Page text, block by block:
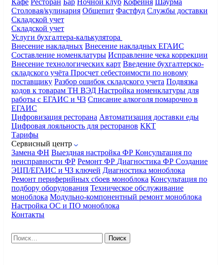
Столовая/кулинария Общепит Фастфуд Службы доставки
Складской учет
Складской учет
Услуги бухгалтера-калькулятора
Внесение накладных Внесение накладных ЕГАИС
Составление номенклатуры Исправление чека коррекции
Внесение технологических карт Введение бухгалтерско-
складского учёта Просчет себестоимости по новому
поставщику Разбор ошибок складского учета Подвязка
кодов к товарам ТН ВЭД Настройка номенклатуры для
работы с ЕГАИС и ЧЗ Списание алкоголя помарочно в
ЕГАИС
Цифровизация ресторана Автоматизация доставки еды
Цифровая лояльность для ресторанов ККТ
Тарифы
Сервисный центр
Замена ФН Выездная настройка ФР Консультация по
неисправности ФР Ремонт ФР Диагностика ФР Создание
ЭЦП/ЕГАИС и ЧЗ ключей Диагностика моноблока
Ремонт периферийных сбоев моноблока Консультация по
подбору оборудования Техническое обслуживание
моноблока Модульно-компонентный ремонт моноблока
Настройка ОС и ПО моноблока
Контакты
Найти: